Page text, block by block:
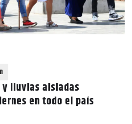
y lluvias aisladas
en todo el país